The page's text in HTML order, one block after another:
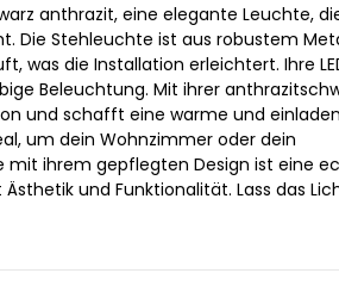
anthrazit, eine elegante Leuchte,
Die Stehleuchte ist aus robustem
was die Installation erleichtert. Ihre
Beleuchtung. Mit ihrer
und schafft eine warme und
um dein Wohnzimmer oder dein
mit ihrem gepflegten Design ist eine
und Funktionalität. Lass das